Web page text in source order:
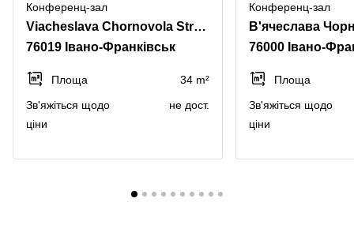
Конференц-зал
Viacheslava Chornovola Street 7
76019 Івано-Франківськ
Площа
34 m²
Зв'яжіться щодо
ціни
не дост.
Конференц-зал
В'ячеслава
76000 Івано-
Площа
Зв'яжіться щодо
ціни